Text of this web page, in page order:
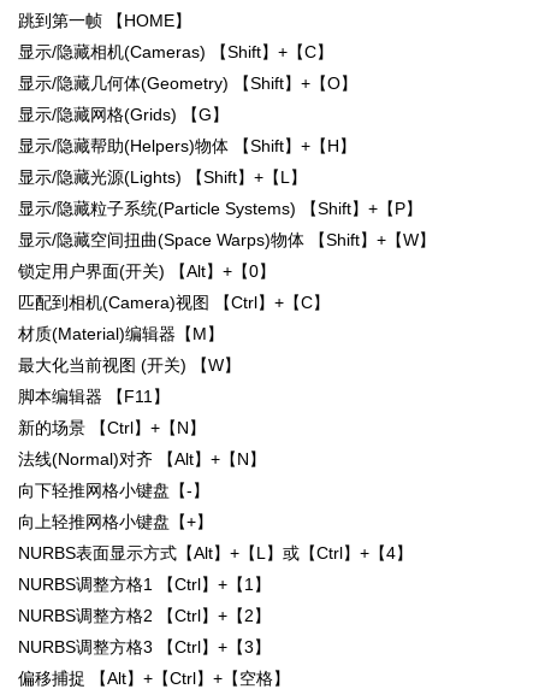
跳到第一帧 【HOME】
显示/隐藏相机(Cameras) 【Shift】+【C】
显示/隐藏几何体(Geometry) 【Shift】+【O】
显示/隐藏网格(Grids) 【G】
显示/隐藏帮助(Helpers)物体 【Shift】+【H】
显示/隐藏光源(Lights) 【Shift】+【L】
显示/隐藏粒子系统(Particle Systems) 【Shift】+【P】
显示/隐藏空间扭曲(Space Warps)物体 【Shift】+【W】
锁定用户界面(开关) 【Alt】+【0】
匹配到相机(Camera)视图 【Ctrl】+【C】
材质(Material)编辑器【M】
最大化当前视图 (开关) 【W】
脚本编辑器 【F11】
新的场景 【Ctrl】+【N】
法线(Normal)对齐 【Alt】+【N】
向下轻推网格小键盘【-】
向上轻推网格小键盘【+】
NURBS表面显示方式【Alt】+【L】或【Ctrl】+【4】
NURBS调整方格1 【Ctrl】+【1】
NURBS调整方格2 【Ctrl】+【2】
NURBS调整方格3 【Ctrl】+【3】
偏移捕捉 【Alt】+【Ctrl】+【空格】